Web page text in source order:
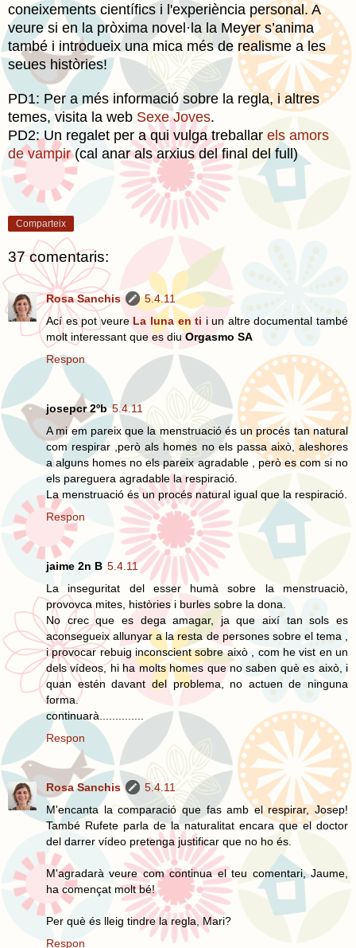
coneixements científics i l'experiència personal. A
veure si en la pròxima novel·la la Meyer s’anima
també i introdueix una mica més de realisme a les
seues històries!
PD1: Per a més informació sobre la regla, i altres
temes, visita la web Sexe Joves.
PD2: Un regalet per a qui vulga treballar els amors
de vampir(cal anar als arxius del final del full)
Comparteix
37 comentaris:
Rosa Sanchis
5.4.11
Ací es pot veure La luna en ti i un altre documental també
molt interessant que es diu Orgasmo SA
Respon
josepcr 2ºb 5.4.11
A mi em pareix que la menstruació és un procés tan natural
com respirar ,però als homes no els passa això, aleshores
a alguns homes no els pareix agradable , però es com si no
els pareguera agradable la respiració.
La menstruació és un procés natural igual que la respiració.
Respon
jaime 2n B 5.4.11
La inseguritat del esser humà sobre la menstruaciò,
provovca mites, històries i burles sobre la dona.
No crec que es dega amagar, ja que així tan sols es
aconsegueix allunyar a la resta de persones sobre el tema ,
i provocar rebuig inconscient sobre això , com he vist en un
dels vídeos, hi ha molts homes que no saben què es això, i
quan estén davant del problema, no actuen de ninguna
forma.
continuarà..............
Respon
Rosa Sanchis
5.4.11
M'encanta la comparació que fas amb el respirar, Josep!
També Rufete parla de la naturalitat encara que el doctor
del darrer vídeo pretenga justificar que no ho és.
M'agradarà veure com continua el teu comentari, Jaume,
ha començat molt bé!
Per què és lleig tindre la regla, Mari?
Respon